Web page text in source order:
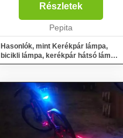
eléggé látható éjszaka az
utakon? Ezzel a Kerékpár
lámpával garantáltan minden
Részletek
Pepita
Hasonlók, mint Kerékpár lámpa,
bicikli lámpa, kerékpár hátsó lámpa
indexes funkcióval